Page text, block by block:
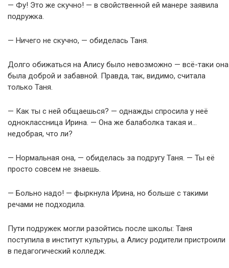
— Фу! Это же скучно! — в свойственной ей манере заявила
подружка.
— Ничего не скучно, — обиделась Таня.
Долго обижаться на Алису было невозможно — всё-таки она
была доброй и забавной. Правда, так, видимо, считала
только Таня.
— Как ты с ней общаешься? — однажды спросила у неё
одноклассница Ирина. — Она же балаболка такая и…
недобрая, что ли?
— Нормальная она, — обиделась за подругу Таня. — Ты её
просто совсем не знаешь.
— Больно надо! — фыркнула Ирина, но больше с такими
речами не подходила.
Пути подружек могли разойтись после школы: Таня
поступила в институт культуры, а Алису родители пристроили
в педагогический колледж.